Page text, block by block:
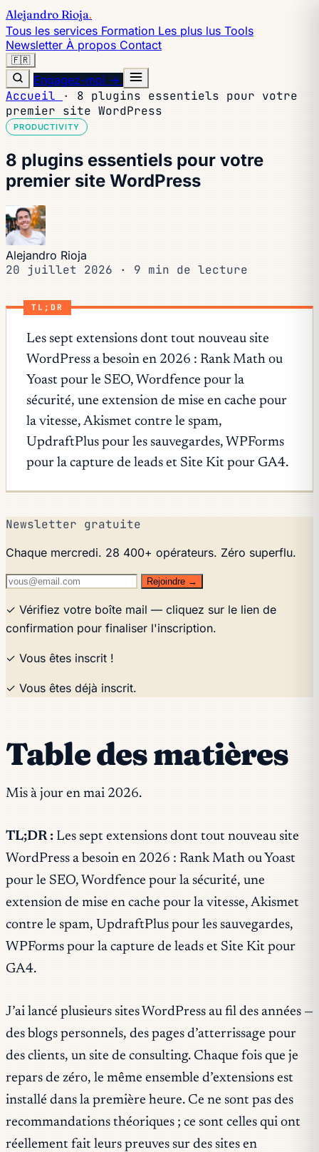
Alejandro Rioja.
Tous les services Formation Les plus lus Tools
Newsletter À propos Contact
🇫🇷
Engagez-moi →
Accueil ·
8 plugins essentiels pour votre
premier site WordPress
PRODUCTIVITY
8 plugins essentiels pour votre
premier site WordPress
Alejandro Rioja
20 juillet 2026 · 9 min de lecture
TL;DR
Les sept extensions dont tout nouveau site
WordPress a besoin en 2026 : Rank Math ou
Yoast pour le SEO, Wordfence pour la
sécurité, une extension de mise en cache pour
la vitesse, Akismet contre le spam,
UpdraftPlus pour les sauvegardes, WPForms
pour la capture de leads et Site Kit pour GA4.
Newsletter gratuite
Chaque mercredi. 28 400+ opérateurs. Zéro superflu.
Rejoindre →
✓ Vérifiez votre boîte mail — cliquez sur le lien de
confirmation pour finaliser l'inscription.
✓ Vous êtes inscrit !
✓ Vous êtes déjà inscrit.
Table des matières
Mis à jour en mai 2026.
TL;DR : Les sept extensions dont tout nouveau site
WordPress a besoin en 2026 : Rank Math ou Yoast
pour le SEO, Wordfence pour la sécurité, une
extension de mise en cache pour la vitesse, Akismet
contre le spam, UpdraftPlus pour les sauvegardes,
WPForms pour la capture de leads et Site Kit pour
GA4.
J’ai lancé plusieurs sites WordPress au fil des années —
des blogs personnels, des pages d’atterrissage pour
des clients, un site de consulting. Chaque fois que je
repars de zéro, le même ensemble d’extensions est
installé dans la première heure. Ce ne sont pas des
recommandations théoriques ; ce sont celles qui ont
réellement fait leurs preuves sur des sites en